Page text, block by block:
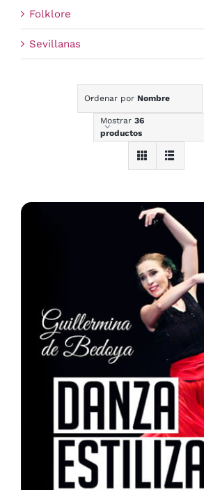
Folklore
Sevillanas
Ordenar por Nombre
Mostrar 36
productos